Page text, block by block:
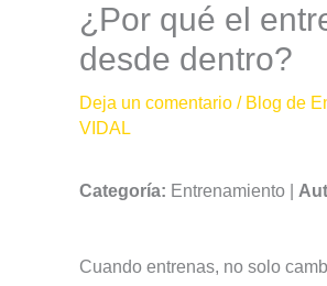
¿Por qué el
desde dentro?
Deja un comentario / Blog de
VIDAL
Categoría: Entrenamiento |
Cuando entrenas, no solo